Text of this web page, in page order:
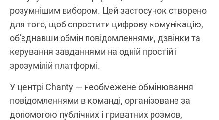
розумнішим вибором. Цей застосунок створено
для того, щоб спростити цифрову комунікацію,
об’єднавши обмін повідомленнями, дзвінки та
керування завданнями на одній простій і
зрозумілій платформі.
У центрі Chanty — необмежене обмінювання
повідомленнями в команді, організоване за
допомогою публічних і приватних розмов,